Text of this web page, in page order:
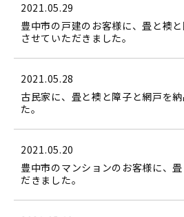
2021.05.29
豊中市の戸建のお客様に、畳と襖
させていただきました。
2021.05.28
古民家に、畳と襖と障子と網戸を
た。
2021.05.20
豊中市のマンションのお客様に、
だきました。